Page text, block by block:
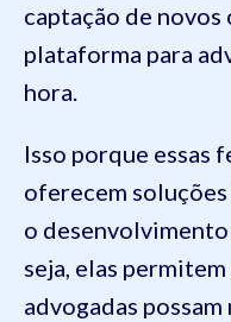
captação de novos
plataforma para
hora.
Isso porque essas
oferecem
o
seja, elas
advogadas